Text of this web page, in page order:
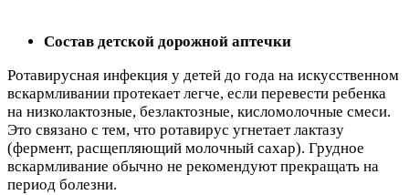
Состав детской дорожной аптечки
Ротавирусная инфекция у детей до года на искусственном
вскармливании протекает легче, если перевести ребенка
на низколактозные, безлактозные, кисломолочные смеси.
Это связано с тем, что ротавирус угнетает лактазу
(фермент, расщепляющий молочный сахар). Грудное
вскармливание обычно не рекомендуют прекращать на
период болезни.